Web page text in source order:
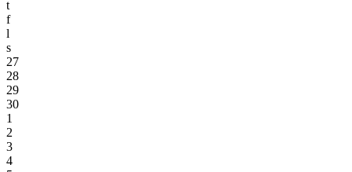
t
f
l
s
27
28
29
30
1
2
3
4